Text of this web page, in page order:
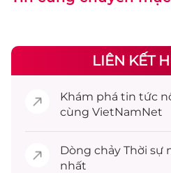
LIÊN KẾT
Khám phá tin tức
cùng VietNamNet
Dòng chảy Thời sự
nhất